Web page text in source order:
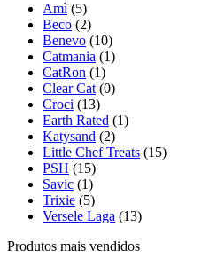
Amì (5)
Beco (2)
Benevo (10)
Catmania (1)
CatRon (1)
Clear Cat (0)
Croci (13)
Earth Rated (1)
Katysand (2)
Little Chef Treats (15)
PSH (15)
Savic (1)
Trixie (5)
Versele Laga (13)
Produtos mais vendidos